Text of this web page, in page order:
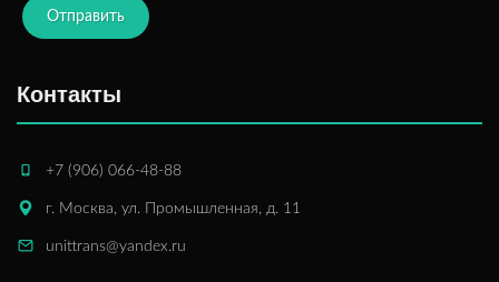
Отправить
Контакты
+7 (906) 066-48-88
г. Москва, ул. Промышленная, д. 11
unittrans@yandex.ru